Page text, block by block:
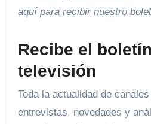
aquí para recibir nuestro
Recibe el
televisión
Toda la actualidad de canales y plataformas, con
entrevistas, novedades y